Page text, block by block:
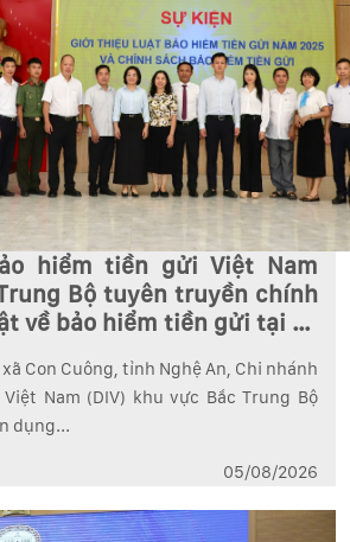
hiểm tiền gửi Việt Nam
Bộ tuyên truyền chính
về bảo hiểm tiền gửi tại xã
Con Cuông, tỉnh Nghệ An, Chi nhánh
Nam (DIV) khu vực Bắc Trung Bộ
dụng...
05/08/2026